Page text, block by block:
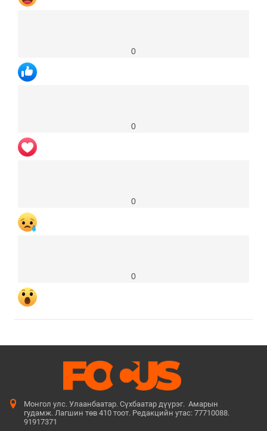
0
0
0
0
Монгол улс. Улаанбаатар. Сүхбаатар дүүрэг. Амарын
гудамж. Лагшин төв 410 тоот. Редакцийн утас: 77710088.
91917371